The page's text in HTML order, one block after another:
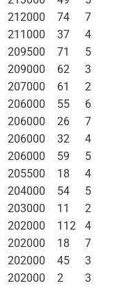
212000 74
7
211000 37
4
209500 71
5
209000 62
3
207000 61
2
206000 55
6
206000 26
7
206000 32
4
206000 59
5
205500 18
4
204000 54
5
203000 11
2
202000 112
4
202000 18
7
202000 45
3
202000 2
3